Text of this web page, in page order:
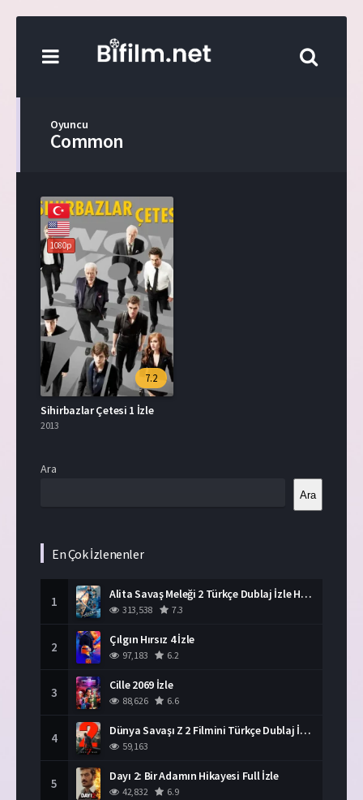
Oyuncu
Common
1080p
7.2
Sihirbazlar Çetesi 1 İzle
2013
Ara
Ara
En Çok İzlenenler
1 Alita Savaş Meleği 2 Türkçe Dublaj İzle HD Film
313,538 7.3
2 Çılgın Hırsız 4 İzle
97,183 6.2
3 Cille 2069 İzle
88,626 6.6
4 Dünya Savaşı Z 2 Filmini Türkçe Dublaj İzle
59,163
5 Dayı 2: Bir Adamın Hikayesi Full İzle
42,832 6.9